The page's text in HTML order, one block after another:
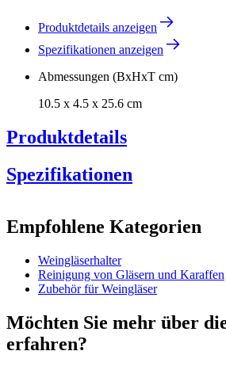
Produktdetails anzeigen
Spezifikationen anzeigen
Abmessungen (BxHxT cm)
10.5 x 4.5 x 25.6 cm
Produktdetails
Spezifikationen
ProduktnummerRWRW1
Abmessungen (BxHxT cm)
Gewicht (kg)0.2
Breite (cm)10.5
Tiefe (cm)25.6
Empfohlene Kategorien
Weingläserhalter
Reinigung von Gläsern und Karaffen
Zubehör für Weingläser
Möchten Sie mehr über
erfahren?